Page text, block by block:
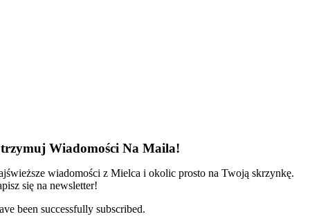
Wiadomości Na Maila!
wiadomości z Mielca i okolic prosto na Twoją skrzynkę.
się na newsletter!
been successfully subscribed.